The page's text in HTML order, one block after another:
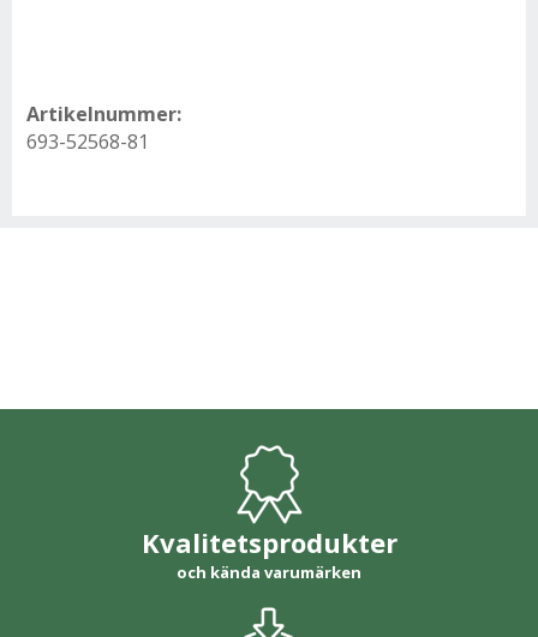
Artikelnummer:
693-52568-81
Kvalitetsprodukter
och kända varumärken